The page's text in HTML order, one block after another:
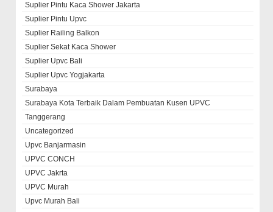
Suplier Pintu Kaca Shower Jakarta
Suplier Pintu Upvc
Suplier Railing Balkon
Suplier Sekat Kaca Shower
Suplier Upvc Bali
Suplier Upvc Yogjakarta
Surabaya
Surabaya Kota Terbaik Dalam Pembuatan Kusen UPVC
Tanggerang
Uncategorized
Upvc Banjarmasin
UPVC CONCH
UPVC Jakrta
UPVC Murah
Upvc Murah Bali